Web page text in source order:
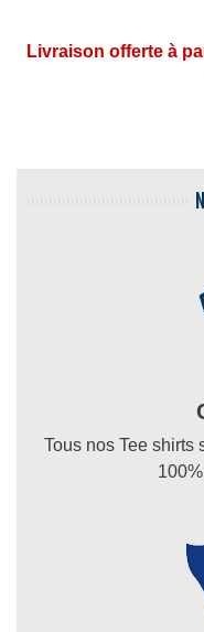
différents coloris :
Si vous êtes amateur
Livraison offerte à
Tous nos Tee shirts